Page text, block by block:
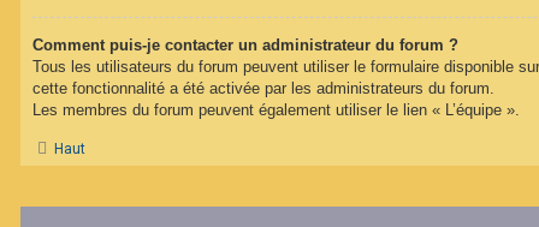
Comment puis-je contacter un administrateur du forum ?
Tous les utilisateurs du forum peuvent utiliser le formulaire disponible
cette fonctionnalité a été activée par les administrateurs du forum.
Les membres du forum peuvent également utiliser le lien « L’équipe ».
Haut